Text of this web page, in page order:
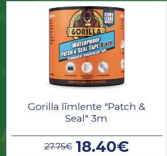
Gorilla līmlente "Patch &
Seal" 3m
27.75€ 18.40€